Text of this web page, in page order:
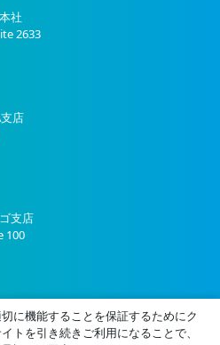
社
2633
店
支店
100
に機能することを保証するためにク
トを引き続きご利用になることで、